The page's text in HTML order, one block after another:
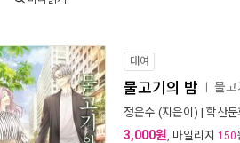
대여
물고기의 밤 물고
정은수 (지은이) | 학산
3,000원, 마일리지 150